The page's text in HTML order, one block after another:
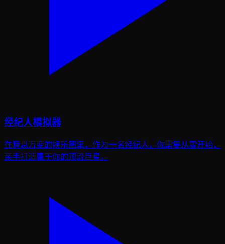
经纪人模拟器
在瞬息万变的娱乐圈里，作为一名经纪人，你需要从零开始，
亲手打造属于你的顶流巨星。